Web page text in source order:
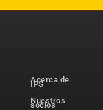
Acerca de
IPS
Nuestros
socios